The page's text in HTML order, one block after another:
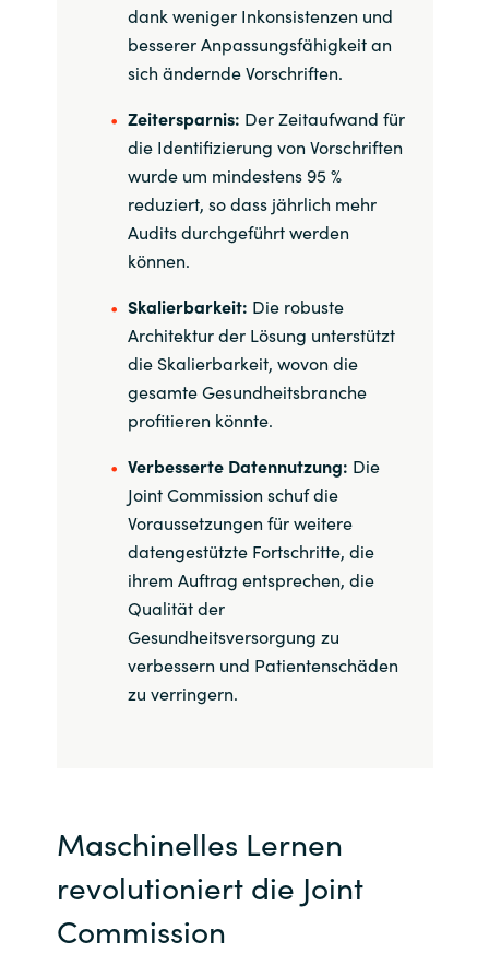
dank weniger Inkonsistenzen und
besserer Anpassungsfähigkeit an
sich ändernde Vorschriften.
Zeitersparnis: Der Zeitaufwand für
die Identifizierung von Vorschriften
wurde um mindestens 95 %
reduziert, so dass jährlich mehr
Audits durchgeführt werden
können.
Skalierbarkeit: Die robuste
Architektur der Lösung unterstützt
die Skalierbarkeit, wovon die
gesamte Gesundheitsbranche
profitieren könnte.
Verbesserte Datennutzung: Die
Joint Commission schuf die
Voraussetzungen für weitere
datengestützte Fortschritte, die
ihrem Auftrag entsprechen, die
Qualität der
Gesundheitsversorgung zu
verbessern und Patientenschäden
zu verringern.
Maschinelles Lernen
revolutioniert die Joint
Commission